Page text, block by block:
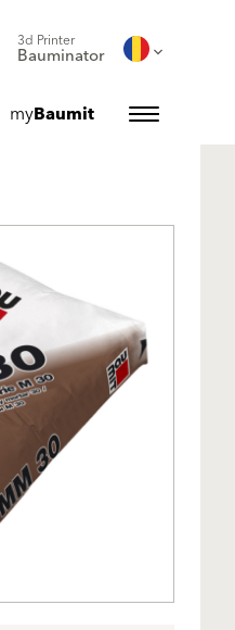
3d Printer
Bauminator
myBaumit